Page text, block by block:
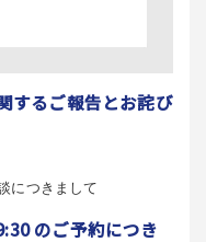
するご報告とお詫び
のご予約につき